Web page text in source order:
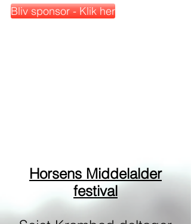
Bliv sponsor - Klik her
Horsens Middelalder
festival